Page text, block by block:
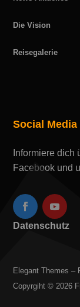
Die Vision
Reisegalerie
Social Media
Informiere dich
Facebook und
Datenschutz
Elegant Themes –
Copyrgiht © 2026